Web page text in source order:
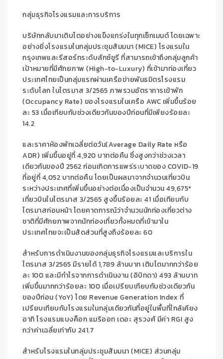
กลุ่มธุรกิจโรงแรมและการบริการ
บริษัทกลับมาเติบโตอย่างแข็งแกร่งในทุกเซ็กเมนต์ โดยเฉพาะ
อย่างยิ่งโรงแรมในกลุ่มประชุมสัมมนา(MICE) โรงแรมใน
กรุงเทพและรีสอร์ทระดับลักซ์ชูรี ที่สามารถเข้าถึงกลุ่มลูกค้า
เป้าหมายที่มีศักยภาพ (High-to-Luxury) ที่เข้ามาท่องเที่ยว
ประเทศไทยเป็นกลุ่มแรกผ่านเครือข่ายพันธมิตรโรงแรม
ระดับโลกในไตรมาส 3/2565 ภาพรวมอัตราการเข้าพัก
(Occupancy Rate) ของโรงแรมในเครือ AWC เพิ่มขึ้นร้อย
ละ53 เมื่อเทียบกับช่วงเดียวกันของปีก่อนที่มีเพียงร้อยละ
14.2
และราคาห้องพักเฉลี่ยต่อวัน(Average Daily Rate หรือ
ADR) เพิ่มขึ้นอยู่ที่4,920 บาทต่อคืน ซึ่งสูงกว่าช่วงเวลา
เดียวกันของปี 2562ก่อนเกิดการแพร่ระบาดของCOVID-19
ที่อยู่ที่4,052 บาทต่อคืน โดยเป็นผลมาจากจำนวนเที่ยวบิน
ระหว่างประเทศที่เพิ่มขึ้นอย่างต่อเนื่องเป็นจำนวน49,675*
เที่ยวบินในไตรมาส 3/2565 สูงขึ้นร้อยละ41 เมื่อเทียบกับ
ไตรมาสก่อนหน้าโดยคาดการณ์ว่าจำนวนนักท่องเที่ยวต่าง
ชาติที่มีศักยภาพจากนักท่องเที่ยวทั้งหมดที่เข้ามาใน
ประเทศไทยจะเป็นสัดส่วนที่สูงถึงร้อยละ60
สำหรับการดำเนินงานของกลุ่มธุรกิจโรงแรมและบริการใน
ไตรมาส 3/2565 มีรายได้1,789 ล้านบาท เติบโตมากกว่าร้อย
ละ100 และมีกำไรจากการดำเนินงาน (อิบิทดา) 493 ล้านบาท
เพิ่มขึ้นมากกว่าร้อยละ100 เมื่อเปรียบเทียบกับช่วงเดียวกัน
ของปีก่อน(YoY) โดย Revenue Generation Index ที่
เปรียบเทียบกับโรงแรมในกลุ่มเดียวกันที่อยู่ในพื้นที่ใกล้เคียง
อาทิโรงแรมแบงค็อก แมริออท เดอะ สุรวงศ์ มีค่าRGI สูง
กว่าค่าเฉลี่ยเท่ากับ 241.7
สำหรับโรงแรมในกลุ่มประชุมสัมมนา(MICE) ส่วนกลุ่ม